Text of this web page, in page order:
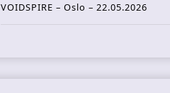
VOIDSPIRE – Oslo – 22.05.2026